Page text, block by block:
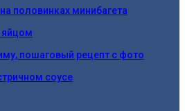
половинках минибагета
яйцом
пошаговый рецепт с фото
соусе